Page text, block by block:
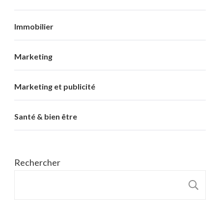
Immobilier
Marketing
Marketing et publicité
Santé & bien être
Rechercher